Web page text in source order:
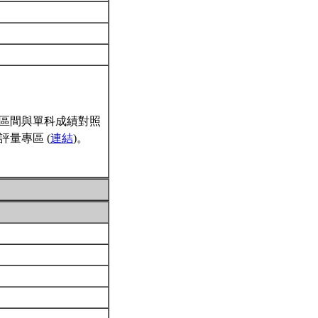
間與單科成績對照
量專區 (連結)。